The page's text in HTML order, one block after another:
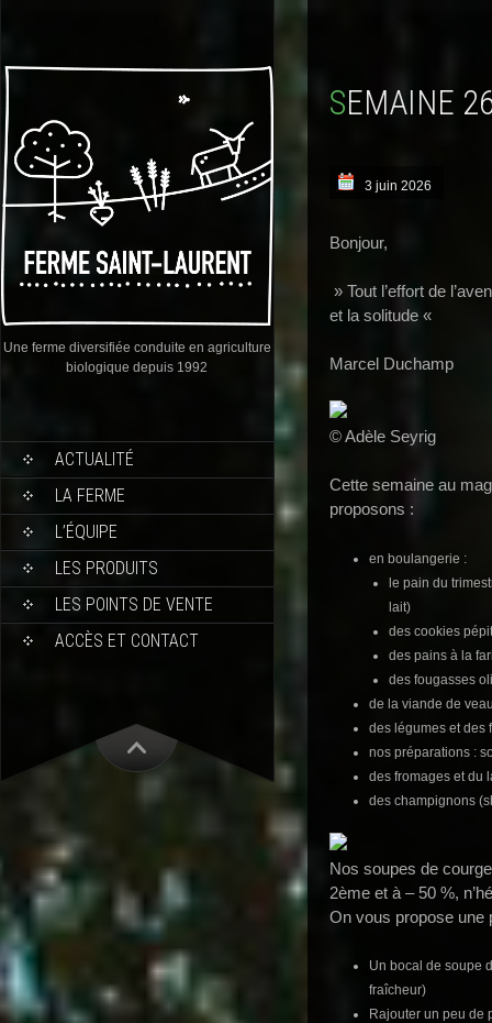
Une ferme diversifiée conduite en agriculture
biologique depuis 1992
ACTUALITÉ
LA FERME
L’ÉQUIPE
LES PRODUITS
LES POINTS DE VENTE
ACCÈS ET CONTACT
SEMAINE
3 juin 2026
Bonjour,
» Tout l’effort de
et la solitude «
Marcel Duchamp
© Adèle Seyrig
Cette semaine au
proposons :
en boulangerie :
le pain du
lait)
des cookies
des pains à la
des fougasses
de la viande de
des légumes et des
nos préparations :
des fromages et du
des champignons
Nos soupes de
2ème et à – 50 %,
On vous propose une
Un bocal de soupe
fraîcheur)
Rajouter un peu de